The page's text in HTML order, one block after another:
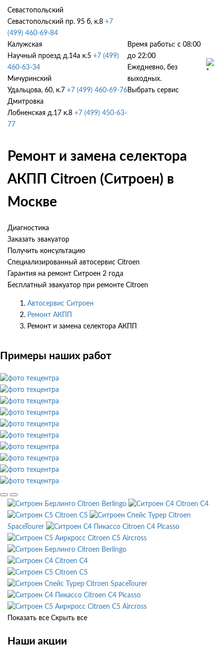
Севастопольский
Севастопольский пр. 95 б, к.8 +7
(499) 460-69-84
Калужская
Научный проезд д.14а к.5 +7 (499)
460-63-34
Мичуринский
Удальцова, 60, к.7 +7 (499) 460-69-76
Дмитровка
Лобненская д.17 к.8 +7 (499) 450-63-
77
Время работы: с 08:00
до 22:00
Ежедневно, без
выходных.
Выбрать сервис
Ремонт и замена селектора
АКПП Citroen (Ситроен) в
Москве
Диагностика
Заказать эвакуатор
Получить консультацию
Специализированный автосервис Citroen
Гарантия на ремонт Ситроен 2 года
Бесплатный эвакуатор при ремонте Citroen
Автосервис Ситроен
Ремонт АКПП
Ремонт и замена селектора АКПП
Примеры наших работ
Citroen Berlingo
Citroen C4
Citroen C5
Citroen
SpaceTourer
Citroen C4 Picasso
Citroen C5 Aircross
Citroen Berlingo
Citroen C4
Citroen C5
Citroen SpaceTourer
Citroen C4 Picasso
Citroen C5 Aircross
Показать все Скрыть все
Наши акции